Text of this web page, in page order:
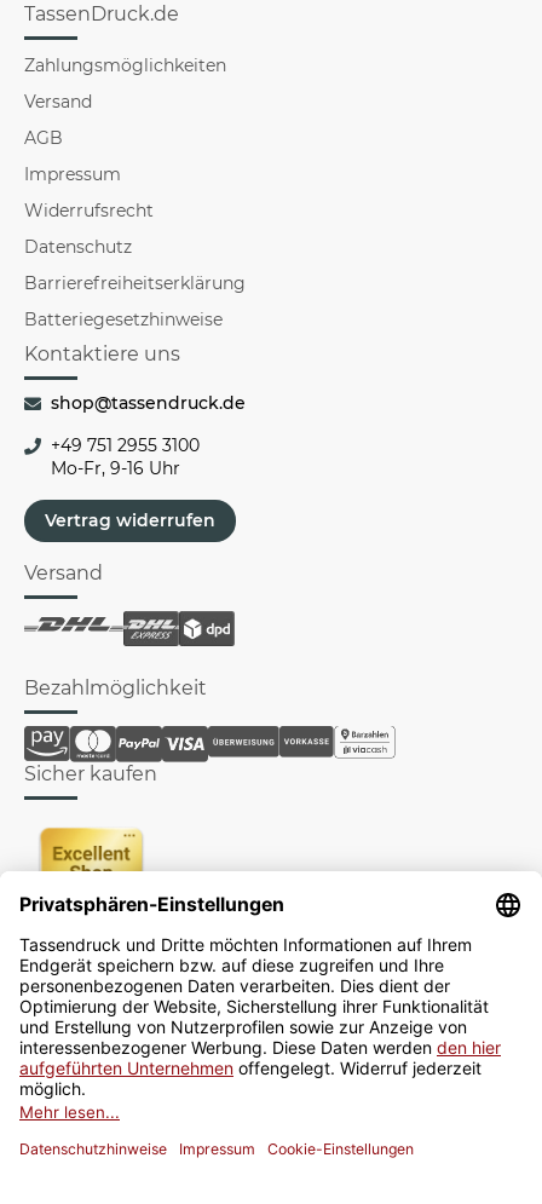
TassenDruck.de
Zahlungsmöglichkeiten
Versand
AGB
Impressum
Widerrufsrecht
Datenschutz
Barrierefreiheitserklärung
Batteriegesetzhinweise
Kontaktiere uns
shop@tassendruck.de
+49 751 2955 3100
Mo-Fr, 9-16 Uhr
Vertrag widerrufen
Versand
Bezahlmöglichkeit
Sicher kaufen
Newsletter